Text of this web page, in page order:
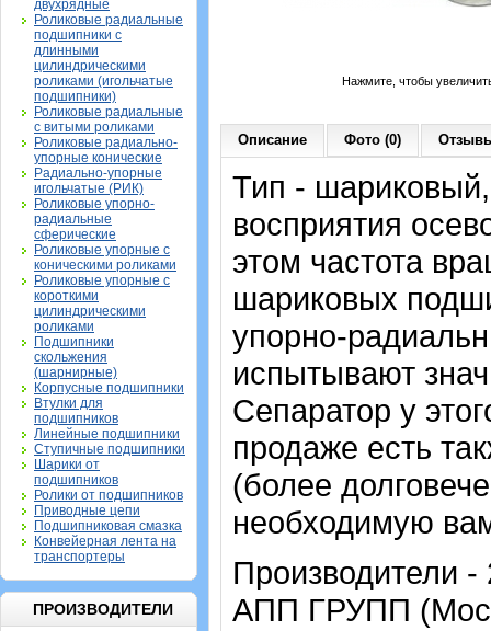
двухрядные
Роликовые радиальные
подшипники с
длинными
цилиндрическими
роликами (игольчатые
подшипники)
Роликовые радиальные
с витыми роликами
Роликовые радиально-
упорные конические
Радиально-упорные
игольчатые (РИК)
Роликовые упорно-
радиальные
сферические
Роликовые упорные с
коническими роликами
Роликовые упорные с
короткими
цилиндрическими
роликами
Подшипники
скольжения
(шарнирные)
Корпусные подшипники
Втулки для
подшипников
Линейные подшипники
Ступичные подшипники
Шарики от
подшипников
Ролики от подшипников
Приводные цепи
Подшипниковая смазка
Конвейерная лента на
транспортеры
ПРОИЗВОДИТЕЛИ
Нажмите, чтобы
Описание Фото (0)
Тип -
восприятия
этом частота
шариковых
упорно-
испытывают
Сепаратор у
продаже есть
(более
необходимую
Производители
АПП ГРУПП